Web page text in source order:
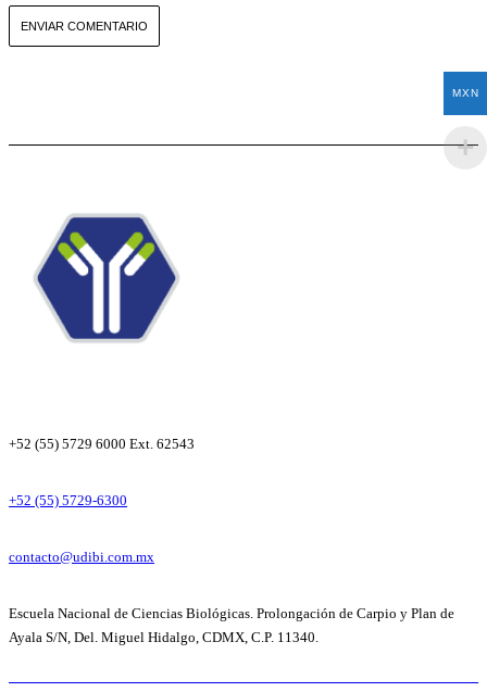
+52 (55) 5729 6000 Ext. 62543
+52 (55) 5729-6300
contacto@udibi.com.mx
Escuela Nacional de Ciencias Biológicas. Prolongación de Carpio y Plan de
Ayala S/N, Del. Miguel Hidalgo, CDMX, C.P. 11340.
MXN